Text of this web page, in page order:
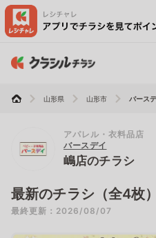
山形県 山形市 バース
アパレル・衣料品店
バースデイ
嶋店のチラシ
最新のチラシ（全4枚）
最終更新：2026/08/07